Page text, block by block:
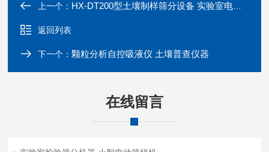
上一个： HX-DT200型土壤制样筛分设备 实验室电动摇筛机
返回列表
下一个：颗粒分析自控吸液仪 土壤普查仪器
在线留言